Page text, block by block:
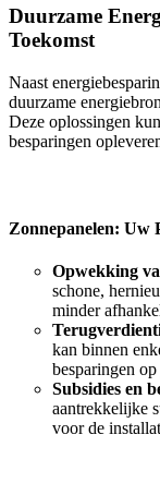
Duurzame
Toekomst
Naast
duurzame
Deze oplossingen
besparingen
Zonnepanelen: Uw
Opwekking
schone,
minder
kan binnen
besparingen
Subsidies en
aantrekkelijke
voor de